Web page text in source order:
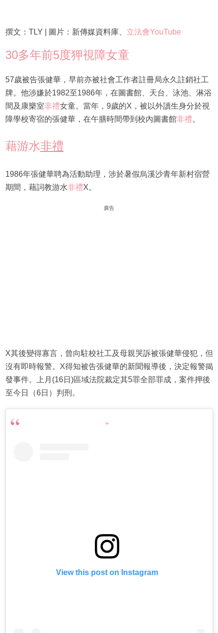
撰文：TLY | 圖片：新傳媒資料庫、 立法會YouTube
30多年前5度狎視障女童
57歲被告張健華，早前亦被社會工作者註冊局永久註銷社工
牌。他涉嫌於1982至1986年，在圖書館、天台、泳池、淋浴
間及康樂室非禮女童。當年，9歲的X，被以外讀生身分於視
障學校寄宿的張健華，在午膳時間帶到校內圖書館非禮。
藉游水非禮
1986年張健華聘為活動助理，涉於暑假烏溪沙青年新村宿營
期間，藉詞教游水非禮X。
廣告
X其後變得寡言，曾向駐校社工及母親哭訴被張健華侵犯，但
沒有即時報警。X得知被告張健華的新聞報導後，決定報警揭
發事件。上月(16日)區域法院裁定其5罪全部罪成，案件押後
至今日（6日）判刑。
View this post on Instagram